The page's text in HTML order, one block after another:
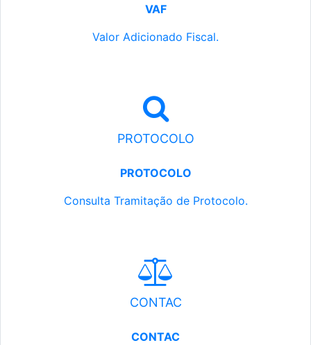
VAF
Valor Adicionado Fiscal.
PROTOCOLO
PROTOCOLO
Consulta Tramitação de Protocolo.
CONTAC
CONTAC